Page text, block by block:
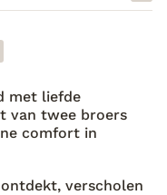
met liefde
van twee broers
comfort in
verscholen